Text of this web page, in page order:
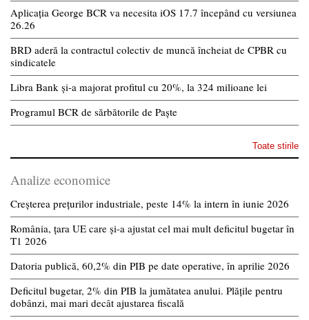
Aplicația George BCR va necesita iOS 17.7 începând cu versiunea
26.26
BRD aderă la contractul colectiv de muncă încheiat de CPBR cu
sindicatele
Libra Bank și-a majorat profitul cu 20%, la 324 milioane lei
Programul BCR de sărbătorile de Paște
Toate stirile
Analize economice
Creșterea prețurilor industriale, peste 14% la intern în iunie 2026
România, țara UE care și-a ajustat cel mai mult deficitul bugetar în
T1 2026
Datoria publică, 60,2% din PIB pe date operative, în aprilie 2026
Deficitul bugetar, 2% din PIB la jumătatea anului. Plățile pentru
dobânzi, mai mari decât ajustarea fiscală